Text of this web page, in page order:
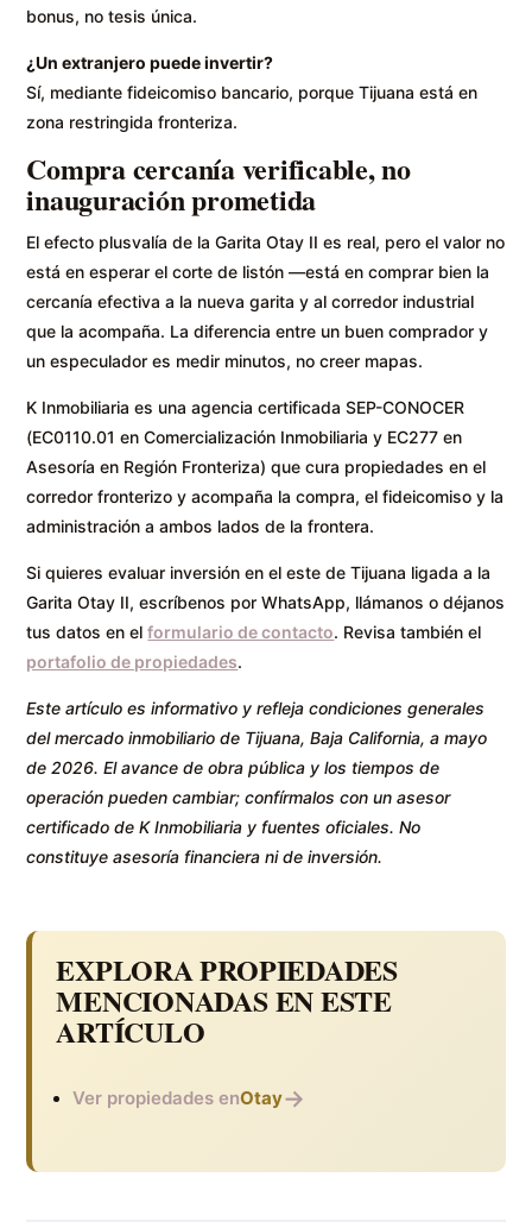
bonus, no tesis única.
¿Un extranjero puede invertir?
Sí, mediante fideicomiso bancario, porque Tijuana está en
zona restringida fronteriza.
Compra cercanía verificable, no
inauguración prometida
El efecto plusvalía de la Garita Otay II es real, pero el valor no
está en esperar el corte de listón —está en comprar bien la
cercanía efectiva a la nueva garita y al corredor industrial
que la acompaña. La diferencia entre un buen comprador y
un especulador es medir minutos, no creer mapas.
K Inmobiliaria es una agencia certificada SEP-CONOCER
(EC0110.01 en Comercialización Inmobiliaria y EC277 en
Asesoría en Región Fronteriza) que cura propiedades en el
corredor fronterizo y acompaña la compra, el fideicomiso y la
administración a ambos lados de la frontera.
Si quieres evaluar inversión en el este de Tijuana ligada a la
Garita Otay II, escríbenos por WhatsApp, llámanos o déjanos
tus datos en elformulario de contacto. Revisa también el
portafolio de propiedades.
Este artículo es informativo y refleja condiciones generales
del mercado inmobiliario de Tijuana, Baja California, a mayo
de 2026. El avance de obra pública y los tiempos de
operación pueden cambiar; confírmalos con un asesor
certificado de K Inmobiliaria y fuentes oficiales. No
constituye asesoría financiera ni de inversión.
EXPLORA PROPIEDADES
MENCIONADAS EN ESTE
ARTÍCULO
Ver propiedades enOtay→